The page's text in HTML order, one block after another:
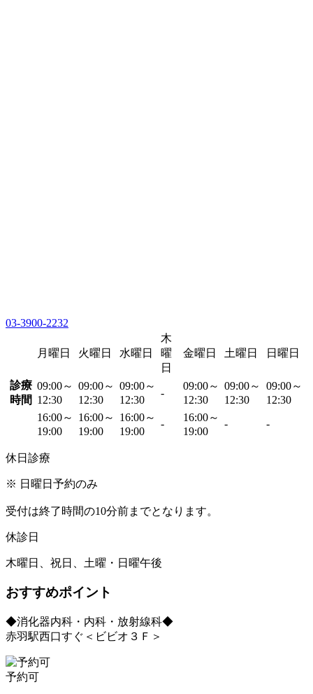
03-3900-2232
月曜日 火曜日 水曜日
木
曜
日
金曜日 土曜日 日曜日
診療
時間
09:00～
12:30
09:00～
12:30
09:00～
12:30
-
09:00～
12:30
09:00～
12:30
09:00～
12:30
16:00～
19:00
16:00～
19:00
16:00～
19:00
-
16:00～
19:00
- -
休日診療
※ 日曜日予約のみ
受付は終了時間の10分前までとなります。
休診日
木曜日、祝日、土曜・日曜午後
おすすめポイント
◆消化器内科・内科・放射線科◆
赤羽駅西口すぐ＜ビビオ３Ｆ＞
予約可